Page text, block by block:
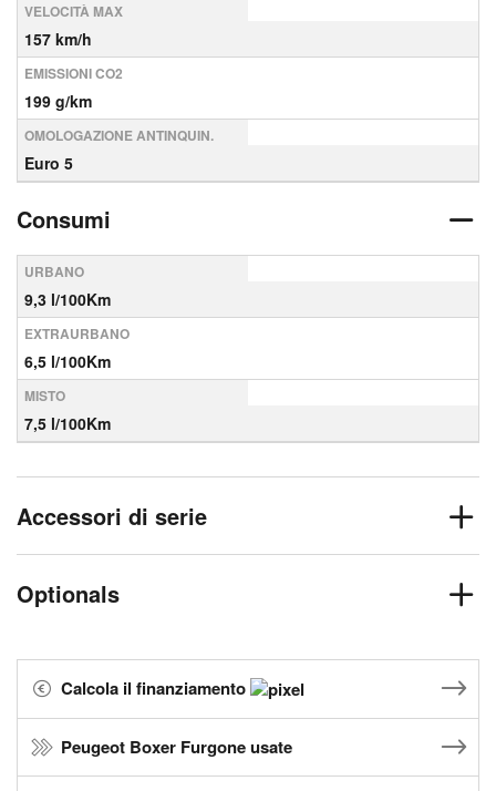
VELOCITÀ MAX
157 km/h
EMISSIONI CO2
199 g/km
OMOLOGAZIONE ANTINQUIN.
Euro 5
Consumi
URBANO
9,3 l/100Km
EXTRAURBANO
6,5 l/100Km
MISTO
7,5 l/100Km
Accessori di serie
Optionals
Calcola il finanziamento
Peugeot Boxer Furgone usate